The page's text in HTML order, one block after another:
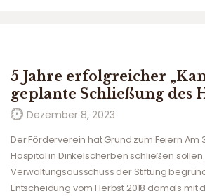
5 Jahre erfolgreicher
geplante Schließung des
Dezember 8, 2023
Der Förderverein hat Grund zum Feiern Am
Hospital in Dinkelscherben schließen
Verwaltungsausschuss der Stiftung
Entscheidung vom Herbst 2018 damals mit